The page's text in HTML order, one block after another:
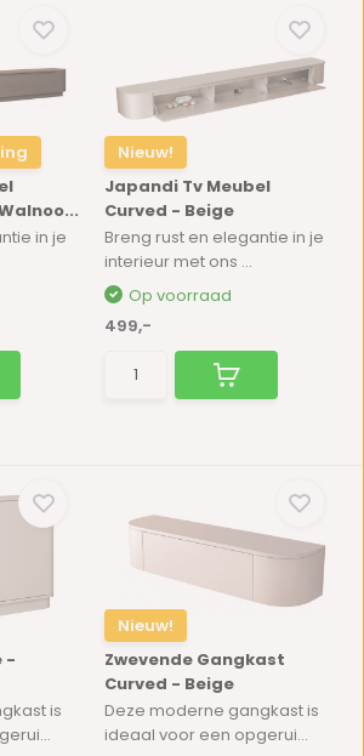
in je
Nieuw!
Japandi Tv Meubel
Curved - Beige
Breng rust en elegantie in je
interieur met ons ...
Op voorraad
499,-
-
is
Nieuw!
Zwevende Gangkast
Curved - Beige
Deze moderne gangkast is
ideaal voor een opgerui...